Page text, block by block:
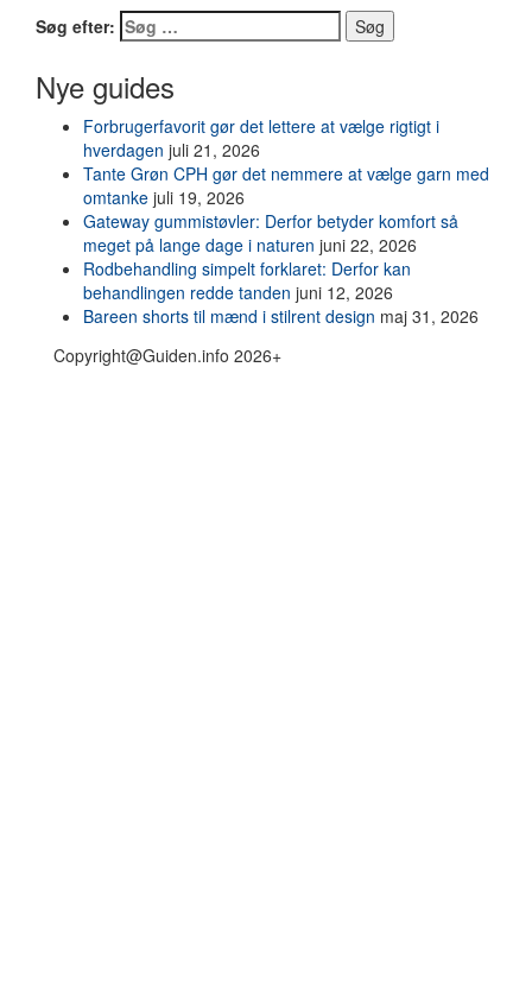
Søg efter:
Nye guides
Forbrugerfavorit gør det lettere at vælge rigtigt i
hverdagen juli 21, 2026
Tante Grøn CPH gør det nemmere at vælge garn med
omtanke juli 19, 2026
Gateway gummistøvler: Derfor betyder komfort så
meget på lange dage i naturen juni 22, 2026
Rodbehandling simpelt forklaret: Derfor kan
behandlingen redde tanden juni 12, 2026
Bareen shorts til mænd i stilrent design maj 31, 2026
Copyright@Guiden.info 2026+